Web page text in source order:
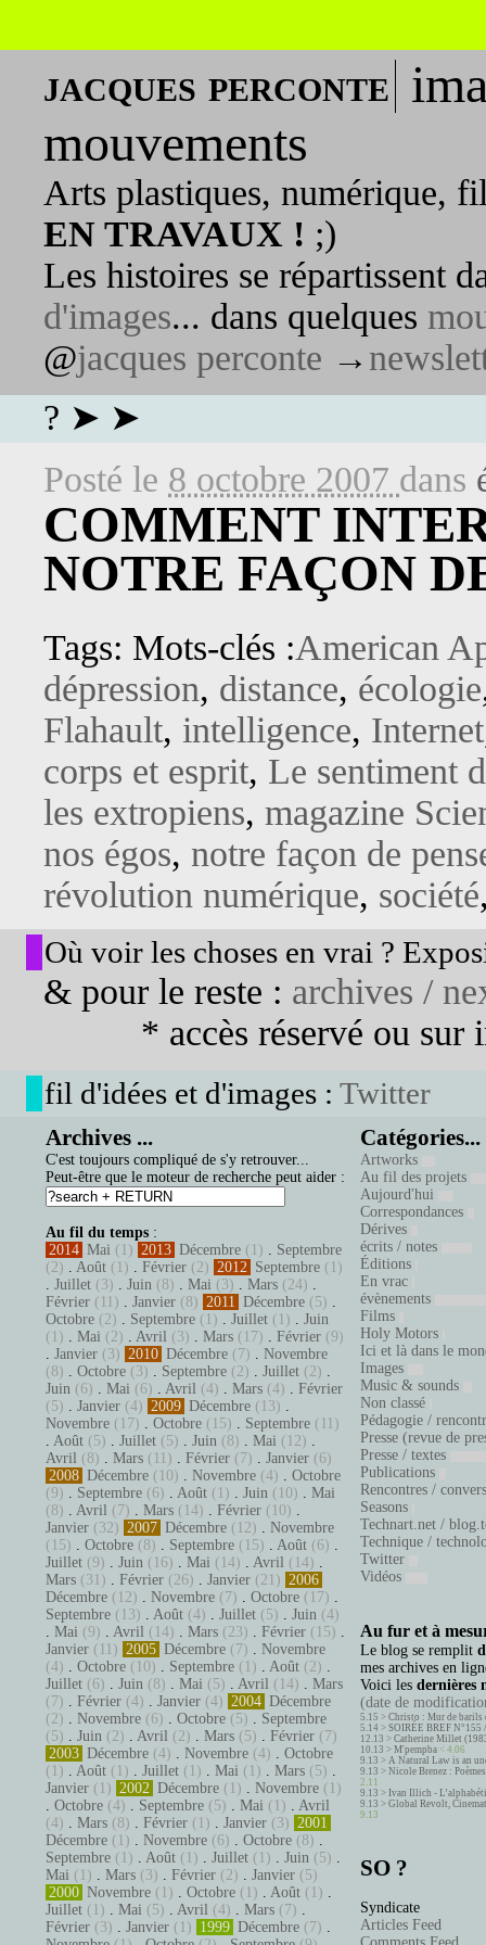
jacques perconte
mouvements
Arts plastiques, numérique,
EN TRAVAUX ! ;)
Les histoires se répartissent
d'images... dans quelques
@jacques perconte →
? ➤ ➤
Posté le 8 octobre 2007 dans
COMMENT
NOTRE FAÇON
Tags: Mots-clés :American
dépression, distance, écologie
Flahault, intelligence, Internet
corps et esprit, Le sentiment
les extropiens, magazine
nos égos, notre façon de
révolution numérique, société
Où voir les choses en vrai ?
& pour le reste : archives /
* accès réservé ou sur
fil d'idées et d'images : Twitter
Archives ...
C'est toujours compliqué de s'y retrouver...
Peut-être que le moteur de recherche peut aider :
Au fil du temps :
2014 Mai (1) 2013 Décembre (1) . Septembre
(2) . Août (1) . Février (2) 2012 Septembre (1)
. Juillet (3) . Juin (8) . Mai (3) . Mars (24) .
Février (11) . Janvier (8) 2011 Décembre (5) .
Octobre (2) . Septembre (1) . Juillet (1) . Juin
(1) . Mai (2) . Avril (3) . Mars (17) . Février (9)
. Janvier (3) 2010 Décembre (7) . Novembre
(8) . Octobre (3) . Septembre (2) . Juillet (2) .
Juin (6) . Mai (6) . Avril (4) . Mars (4) . Février
(5) . Janvier (4) 2009 Décembre (13) .
Novembre (17) . Octobre (15) . Septembre (11)
. Août (5) . Juillet (5) . Juin (8) . Mai (12) .
Avril (8) . Mars (11) . Février (7) . Janvier (6)
2008 Décembre (10) . Novembre (4) . Octobre
(9) . Septembre (6) . Août (1) . Juin (10) . Mai
(8) . Avril (7) . Mars (14) . Février (10) .
Janvier (32) 2007 Décembre (12) . Novembre
(15) . Octobre (8) . Septembre (15) . Août (6) .
Juillet (9) . Juin (16) . Mai (14) . Avril (14) .
Mars (31) . Février (26) . Janvier (21) 2006
Décembre (12) . Novembre (7) . Octobre (17) .
Septembre (13) . Août (4) . Juillet (5) . Juin (4)
. Mai (9) . Avril (14) . Mars (23) . Février (15) .
Janvier (11) 2005 Décembre (7) . Novembre
(4) . Octobre (10) . Septembre (1) . Août (2) .
Juillet (6) . Juin (8) . Mai (5) . Avril (14) . Mars
(7) . Février (4) . Janvier (4) 2004 Décembre
(2) . Novembre (6) . Octobre (5) . Septembre
(5) . Juin (2) . Avril (2) . Mars (5) . Février (7)
2003 Décembre (4) . Novembre (4) . Octobre
(1) . Août (1) . Juillet (1) . Mai (1) . Mars (5) .
Janvier (1) 2002 Décembre (1) . Novembre (1)
. Octobre (4) . Septembre (5) . Mai (1) . Avril
(4) . Mars (8) . Février (1) . Janvier (3) 2001
Décembre (1) . Novembre (6) . Octobre (8) .
Septembre (1) . Août (1) . Juillet (1) . Juin (5) .
Mai (1) . Mars (3) . Février (2) . Janvier (5)
2000 Novembre (1) . Octobre (1) . Août (1) .
Juillet (1) . Mai (5) . Avril (4) . Mars (7) .
Février (3) . Janvier (1) 1999 Décembre (7) .
Catégories...
Artworks
Au fil des projets
Aujourd'hui
Correspondances
Dérives
écrits / notes
Éditions
En vrac
évènements
Films
Holy Motors
Ici et là dans le
Images
Music & sounds
Non classé
Pédagogie /
Presse (revue de
Presse / textes
Publications
Rencontres /
Seasons
Technart.net /
Technique /
Twitter
Vidéos
Au fur et à
Le blog se remplit
mes archives en
Voici les dernières
(date de
5.15 > Christo : Mur de barils
5.14 > SOIRÉE BREF
12.13 > Catherine Millet
10.13 > M'pempba < 4.06
9.13 > A Natural Law is an
9.13 > Nicole Brenez :
2.11
9.13 > Ivan Illich -
9.13 > Global Revolt,
9.13
SO ?
Syndicate
Articles Feed